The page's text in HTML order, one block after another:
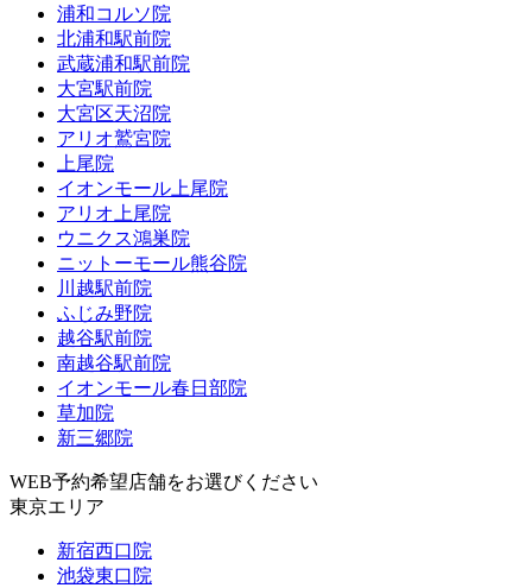
浦和コルソ院
北浦和駅前院
武蔵浦和駅前院
大宮駅前院
大宮区天沼院
アリオ鷲宮院
上尾院
イオンモール上尾院
アリオ上尾院
ウニクス鴻巣院
ニットーモール熊谷院
川越駅前院
ふじみ野院
越谷駅前院
南越谷駅前院
イオンモール春日部院
草加院
新三郷院
WEB予約希望店舗をお選びください
東京エリア
新宿西口院
池袋東口院